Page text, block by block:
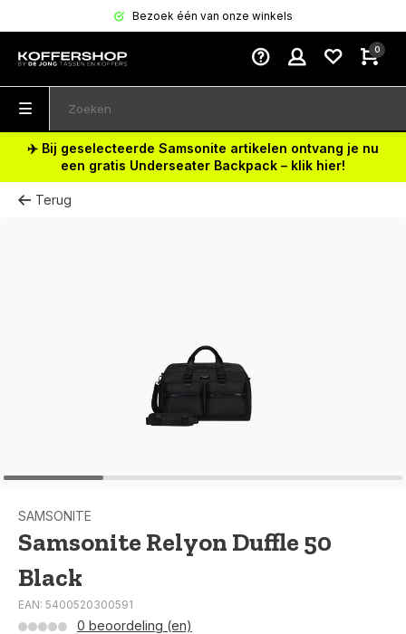
Bezoek één van onze winkels
0
✈️ Bij geselecteerde Samsonite artikelen ontvang je nu
een gratis Underseater Backpack – klik hier!
Terug
SAMSONITE
Samsonite Relyon Duffle 50
Black
EAN: 5400520300591
0 beoordeling (en)